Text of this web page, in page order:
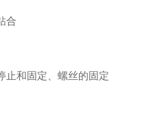
合
止和固定、螺丝的固定